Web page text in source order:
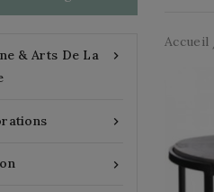

& Arts De La


Accueil